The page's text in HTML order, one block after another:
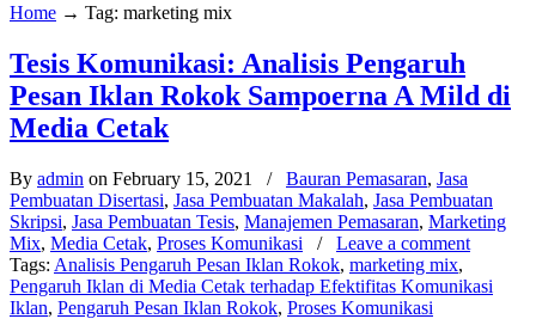
Home → Tag: marketing mix
Tesis Komunikasi: Analisis Pengaruh
Pesan Iklan Rokok Sampoerna A Mild di
Media Cetak
By admin on February 15, 2021 / Bauran Pemasaran, Jasa
Pembuatan Disertasi, Jasa Pembuatan Makalah, Jasa Pembuatan
Skripsi, Jasa Pembuatan Tesis, Manajemen Pemasaran, Marketing
Mix, Media Cetak, Proses Komunikasi / Leave a comment
Tags: Analisis Pengaruh Pesan Iklan Rokok, marketing mix,
Pengaruh Iklan di Media Cetak terhadap Efektifitas Komunikasi
Iklan, Pengaruh Pesan Iklan Rokok, Proses Komunikasi